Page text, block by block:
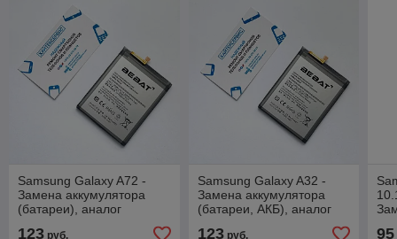
Samsung Galaxy A72 -
Замена аккумулятора
(батареи), аналог
123 руб.
Samsung Galaxy A32 -
Замена аккумулятора
(батареи, АКБ), аналог
123руб. 95